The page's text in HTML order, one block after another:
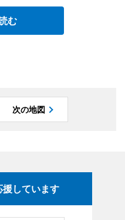
む
次の地図
しています